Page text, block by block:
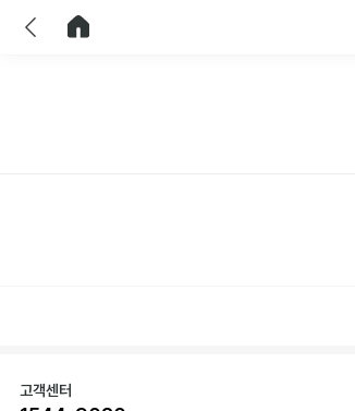
고객센터